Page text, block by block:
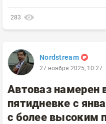
283
Nordstream
27 ноября 2025, 10:27
Автоваз намерен
пятидневке с
с более высоким